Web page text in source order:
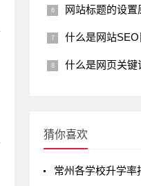
网站标题的设置原
什么是网站SEO目
什么是网页关键词密度
猜你喜欢
常州各学校升学率排行？